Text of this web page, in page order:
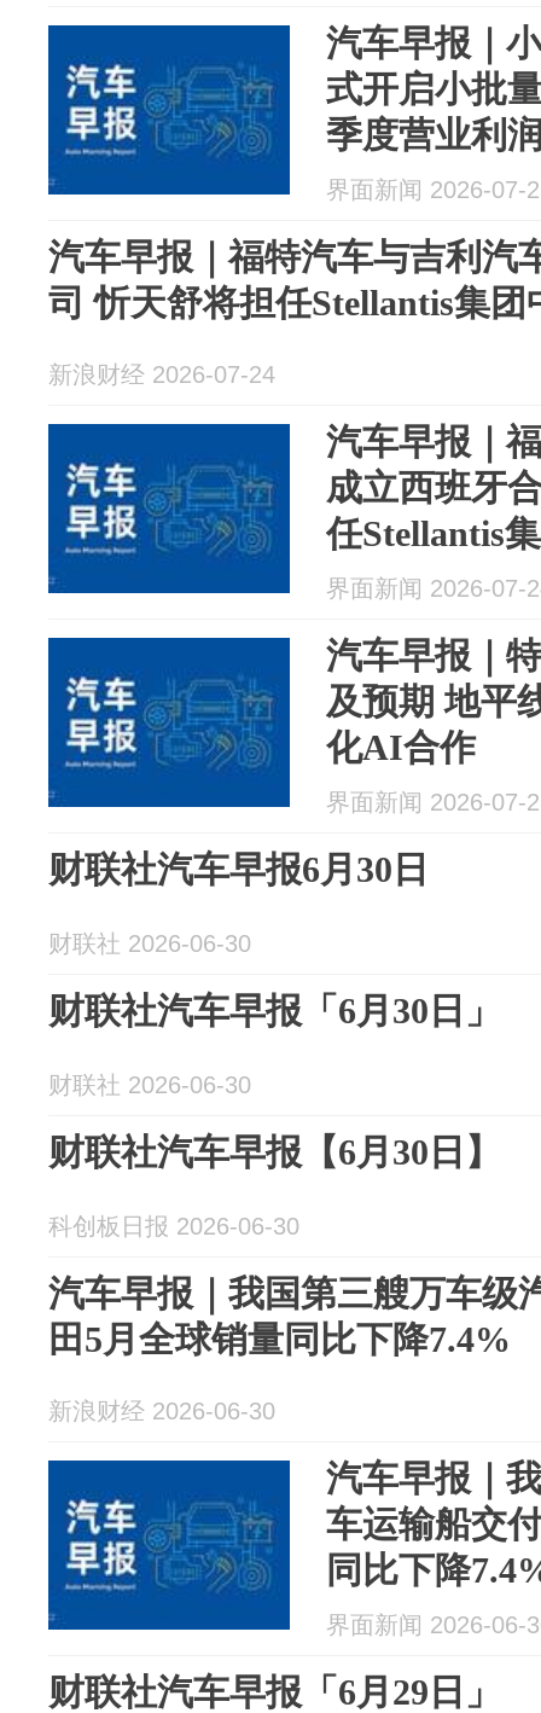
汽车早报｜
式开启小批
季度营业利
界面新闻 2026-07-
汽车早报｜福特汽车与吉利汽
司 忻天舒将担任Stellantis集团
新浪财经 2026-07-24
汽车早报｜
成立西班牙
任Stellantis
负责人
界面新闻 2026-07-
汽车早报｜
及预期 地平
化AI合作
界面新闻 2026-07-
财联社汽车早报6月30日
财联社 2026-06-30
财联社汽车早报「6月30日」
财联社 2026-06-30
财联社汽车早报【6月30日】
科创板日报 2026-06-30
汽车早报｜我国第三艘万车级
田5月全球销量同比下降7.4%
新浪财经 2026-06-30
汽车早报｜
车运输船交
同比下降
界面新闻 2026-06-
财联社汽车早报「6月29日」